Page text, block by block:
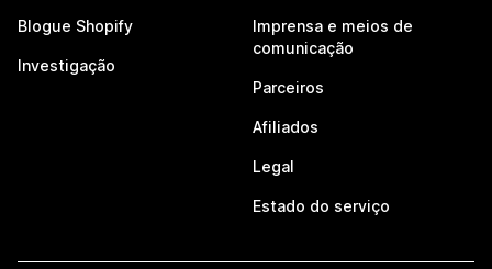
Blogue Shopify
Investigação
Imprensa e meios de
comunicação
Parceiros
Afiliados
Legal
Estado do serviço